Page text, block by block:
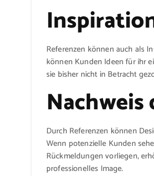
Referenzen können auch als
können Kunden Ideen für ihr
sie bisher nicht in Betracht
Durch Referenzen können
Wenn potenzielle Kunden
Rückmeldungen vorliegen,
professionelles Image.